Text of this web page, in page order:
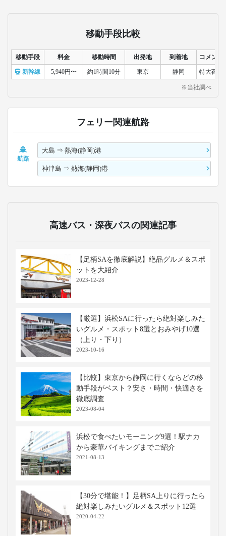
移動手段比較
移動手段 料金 移動時間 出発地 到着地 コメント
新幹線 5,940円〜 約1時間10分 東京 静岡 特大荷物
※当社調べ
フェリー関連航路
航路
大島 ⇒熱海(静岡)港
神津島 ⇒熱海(静岡)港
高速バス・深夜バスの関連記事
【足柄SAを徹底解説】絶品グルメ＆スポ
ットを大紹介
2023-12-28
【厳選】浜松SAに行ったら絶対楽しみた
いグルメ・スポット8選とおみやげ10選
（上り・下り）
2023-10-16
【比較】東京から静岡に行くならどの移
動手段がベスト？安さ・時間・快適さを
徹底調査
2023-08-04
浜松で食べたいモーニング9選！駅ナカ
から豪華バイキングまでご紹介
2021-08-13
【30分で堪能！】足柄SA上りに行ったら
絶対楽しみたいグルメ＆スポット12選
2020-04-22